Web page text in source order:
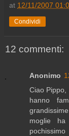
at 12/11/2007
Condividi
12 commenti:
Anonimo
Ciao
hanno
moglie